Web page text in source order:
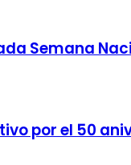
Semana
por el 50